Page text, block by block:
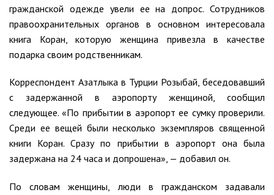
гражданской одежде увели ее на допрос. Сотрудников
правоохранительных органов в основном интересовала
книга Коран, которую женщина привезла в качестве
подарка своим родственникам.
​Корреспондент Азатлыка в Турции Розыбай, беседовавший
с задержанной в аэропорту женщиной, сообщил
следующее. «По прибытии в аэропорт ее сумку проверили.
Среди ее вещей были несколько экземпляров священной
книги Коран. Сразу по прибытии в аэропорт она была
задержана на 24 часа и допрошена», — добавил он.
По словам женщины, люди в гражданском задавали